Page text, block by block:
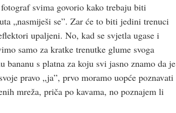
svima govorio kako trebaju biti
„nasmiješi se”. Zar će to biti jedini trenuci
upaljeni. No, kad se svjetla ugase i
samo za kratke trenutke glume svoga
s platna za koju svi jasno znamo da je
pravo „ja”, prvo moramo uopće poznavati
mreža, priča po kavama, no poznajem li